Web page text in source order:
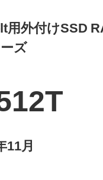
外付けSSD
ズ
11月